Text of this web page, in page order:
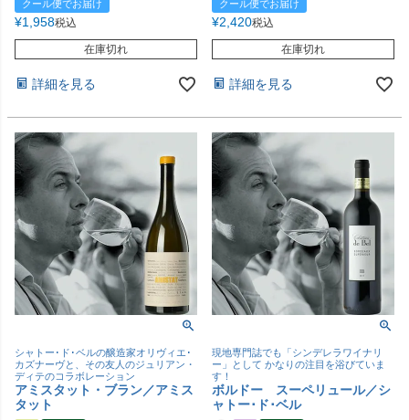
クール便でお届け
¥1,958税込
在庫切れ
詳細を見る
クール便でお届け
¥2,420税込
在庫切れ
詳細を見る
シャトー･ド･ベルの醸造家オリヴィエ･
カズナーヴと、その友人のジュリアン・
ディテのコラボレーション
アミスタット・ブラン／アミス
タット
現地専門誌でも「シンデレラワイナリ
ー」として かなりの注目を浴びていま
す！
ボルドー スーペリュール／シ
ャトー･ド･ベル